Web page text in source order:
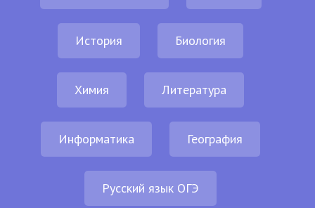
История Биология
Химия Литература
Информатика География
Русский язык ОГЭ